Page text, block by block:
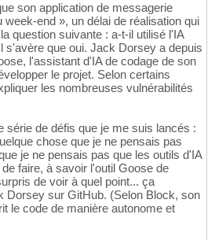
son application de messagerie
week-end », un délai de réalisation qui
question suivante : a-t-il utilisé l'IA
s'avère que oui. Jack Dorsey a depuis
l'assistant d'IA de codage de son
le projet. Selon certains
les nombreuses vulnérabilités
série de défis que je me suis lancés :
chose que je ne pensais pas
je ne pensais pas que les outils d'IA
faire, à savoir l'outil Goose de
de voir à quel point... ça
Dorsey sur GitHub. (Selon Block, son
le code de manière autonome et